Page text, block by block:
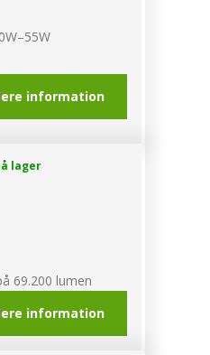
information
lager
69.200 lumen
information